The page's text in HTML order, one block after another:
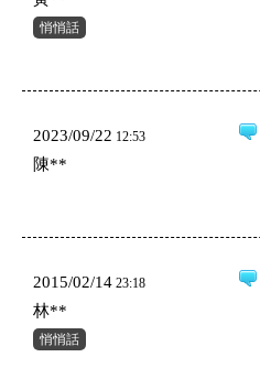
悄悄話
2023/09/22 12:53
陳**
2015/02/14 23:18
林**
悄悄話